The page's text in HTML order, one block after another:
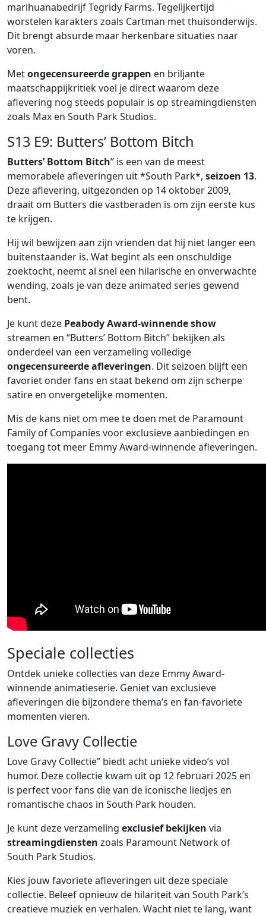
marihuanabedrijf Tegridy Farms. Tegelijkertijd
worstelen karakters zoals Cartman met thuisonderwijs.
Dit brengt absurde maar herkenbare situaties naar
voren.
Metongecensureerde grappen en briljante
maatschappijkritiek voel je direct waarom deze
aflevering nog steeds populair is op streamingdiensten
zoals Max en South Park Studios.
S13 E9: Butters’ Bottom Bitch
Butters’ Bottom Bitch” is een van de meest
memorabele afleveringen uit *South Park*, seizoen 13.
Deze aflevering, uitgezonden op 14 oktober 2009,
draait om Butters die vastberaden is om zijn eerste kus
te krijgen.
Hij wil bewijzen aan zijn vrienden dat hij niet langer een
buitenstaander is. Wat begint als een onschuldige
zoektocht, neemt al snel een hilarische en onverwachte
wending, zoals je van deze animated series gewend
bent.
Je kunt deze Peabody Award-winnende show
streamen en “Butters’ Bottom Bitch” bekijken als
onderdeel van een verzameling volledige
ongecensureerde afleveringen. Dit seizoen blijft een
favoriet onder fans en staat bekend om zijn scherpe
satire en onvergetelijke momenten.
Mis de kans niet om mee te doen met de Paramount
Family of Companies voor exclusieve aanbiedingen en
toegang tot meer Emmy Award-winnende afleveringen.
Speciale collecties
Ontdek unieke collecties van deze Emmy Award-
winnende animatieserie. Geniet van exclusieve
afleveringen die bijzondere thema’s en fan-favoriete
momenten vieren.
Love Gravy Collectie
Love Gravy Collectie” biedt acht unieke video’s vol
humor. Deze collectie kwam uit op 12 februari 2025 en
is perfect voor fans die van de iconische liedjes en
romantische chaos in South Park houden.
Je kunt deze verzameling exclusief bekijken via
streamingdiensten zoals Paramount Network of
South Park Studios.
Kies jouw favoriete afleveringen uit deze speciale
collectie. Beleef opnieuw de hilariteit van South Park’s
creatieve muziek en verhalen. Wacht niet te lang, want